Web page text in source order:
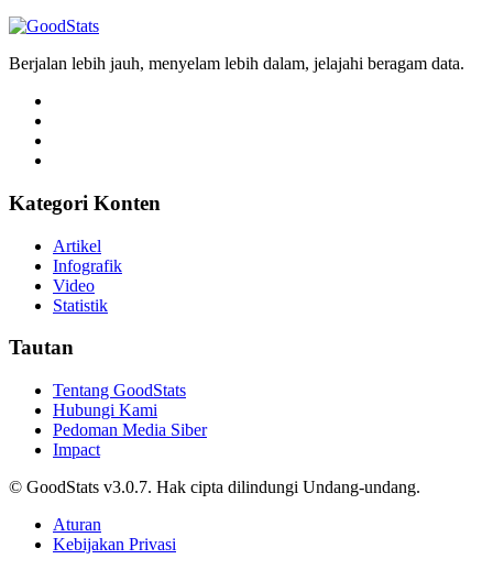
Berjalan lebih jauh, menyelam lebih dalam, jelajahi beragam data.
Kategori Konten
Artikel
Infografik
Video
Statistik
Tautan
Tentang GoodStats
Hubungi Kami
Pedoman Media Siber
Impact
© GoodStats v3.0.7. Hak cipta dilindungi Undang-undang.
Aturan
Kebijakan Privasi